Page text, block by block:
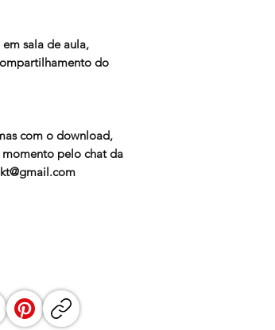
sala de aula,
do
com o download,
pelo chat da